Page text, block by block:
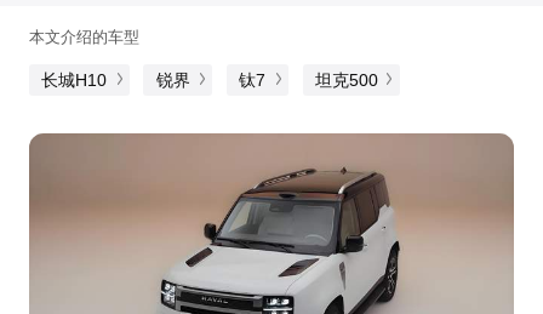
本文介绍的车型
长城H10 锐界 钛7 坦克500